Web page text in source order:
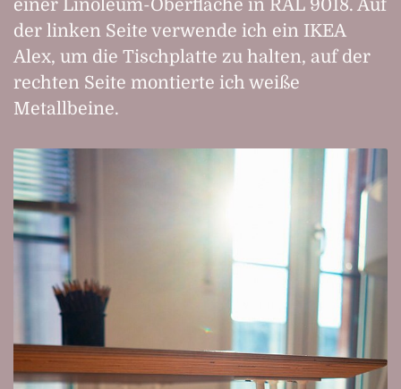
einer Linoleum-Oberfläche in RAL 9018. Auf
der linken Seite verwende ich ein IKEA
Alex, um die Tischplatte zu halten, auf der
rechten Seite montierte ich weiße
Metallbeine.